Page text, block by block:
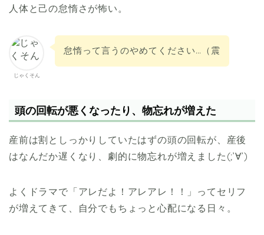
人体と己の怠惰さが怖い。
じゃくそん
怠惰って言うのやめてください…（震
頭の回転が悪くなったり、物忘れが増えた
産前は割としっかりしていたはずの頭の回転が、産後
はなんだか遅くなり、劇的に物忘れが増えました(;’∀’)
よくドラマで「アレだよ！アレアレ！！」ってセリフ
が増えてきて、自分でもちょっと心配になる日々。